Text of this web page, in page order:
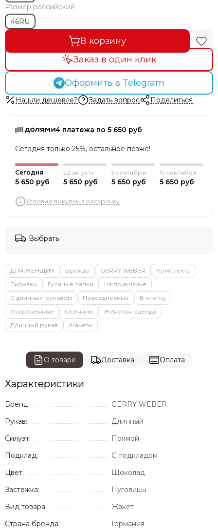
Размер российский
46RU
В корзину
Заказ в один клик
Оформить в Telegram
Нашли дешевле? Задать вопрос Поделиться
4 платежа по 5 650 руб
Сегодня только 25%, остальное позже!
Сегодня
5 650 руб
22 августа
5 650 руб
5 сентября
5 650 руб
19 сентября
5 650 руб
Условия покупки в рассрочку
Выбрать
ДЛЯ ЖЕНЩИН Бренды GERRY WEBER
Комплекты
Пиджаки
Гусиные лапки
На подкладке
С длинным рукавом
Повседневные
В клетку
Укороченные
Осенние
Женская одежда
Длинный рукав
Жакеты
О товаре Доставка Оплата
Характеристики
Бренд:
GERRY WEBER
Рукав:
Длинный
Силуэт:
Прямой
Подклад:
С подкладом
Цвет:
Шоколад
Застежка:
Пуговицы
Вид товара:
Жакет
Страна бренда:
Германия